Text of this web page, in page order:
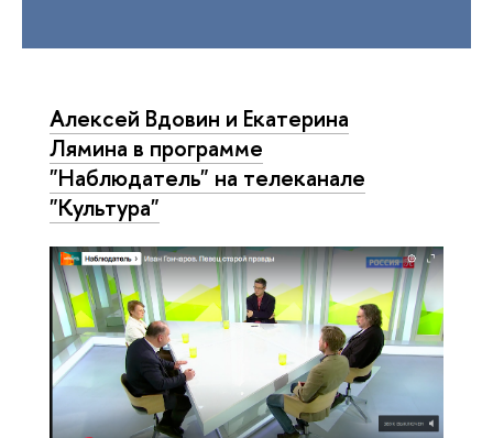
Алексей Вдовин и Екатерина
Лямина в программе
"Наблюдатель" на телеканале
"Культура"